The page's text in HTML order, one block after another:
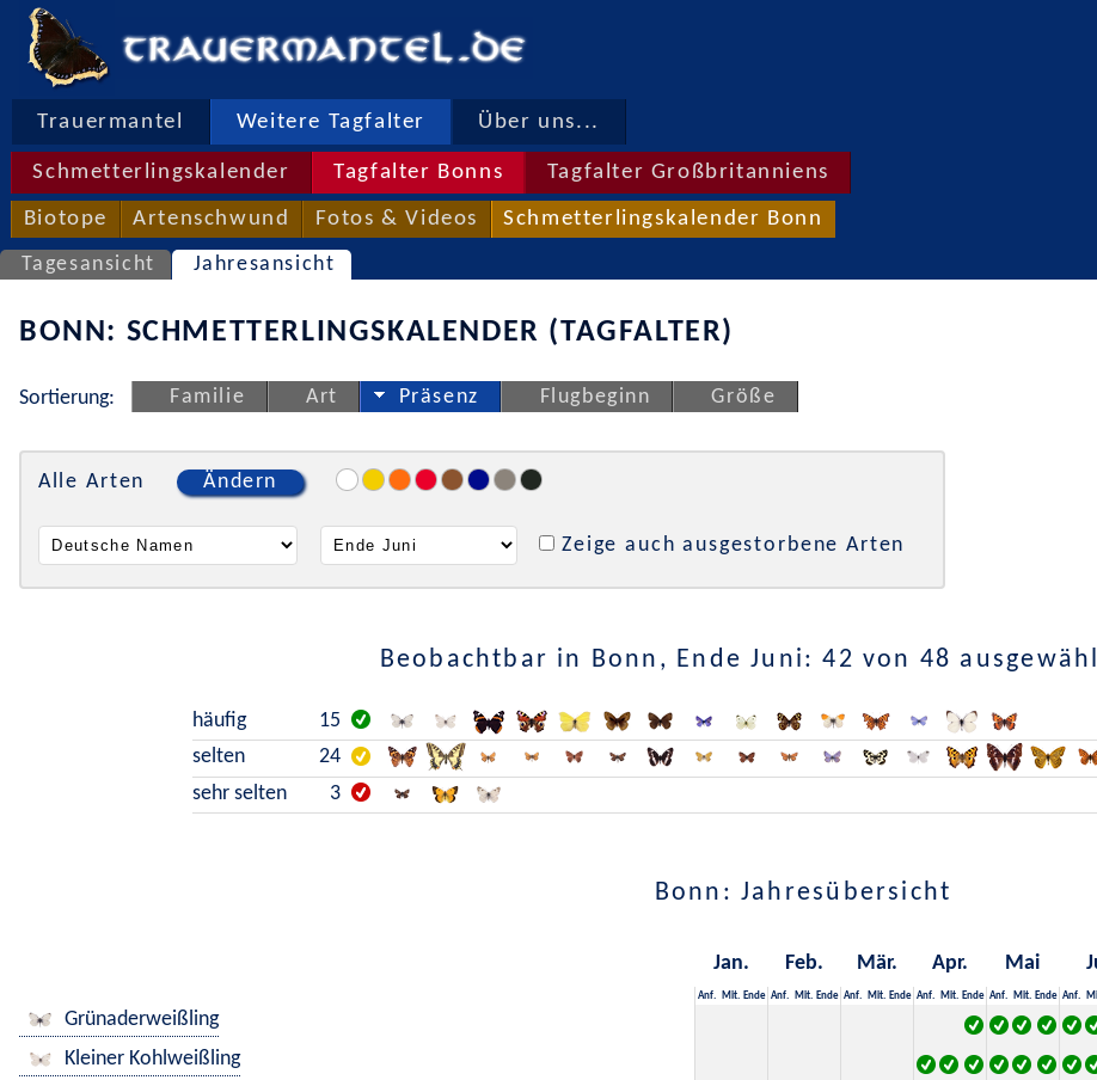
Trauermantel Weitere Tagfalter Über uns...
Schmetterlingskalender Tagfalter Bonns Tagfalter Großbritanniens
Biotope Artenschwund Fotos & Videos Schmetterlingskalender Bonn
Tagesansicht Jahresansicht
BONN: SCHMETTERLINGSKALENDER (TAGFALTER)
Sortierung: Familie Art Präsenz Flugbeginn Größe
Alle Arten Ändern
Zeige auch ausgestorbene Arten
Beobachtbar in Bonn, Ende Juni: 42 von 48
häufig
15
selten
24
sehr selten
3
Bonn: Jahresübersicht
Jan. Feb. Mär. Apr. Mai
Anf. Mit. Ende Anf. Mit. Ende Anf. Mit. Ende Anf. Mit. Ende Anf. Mit. Ende Anf.
Grünaderweißling
Kleiner Kohlweißling